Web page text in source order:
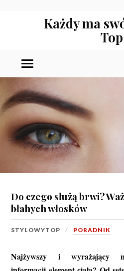
Każdy ma
Top
Do czego służą brwi?
błahych włosków
STYLOWYTOP PORADNIK
Najżywszy i wyrażający